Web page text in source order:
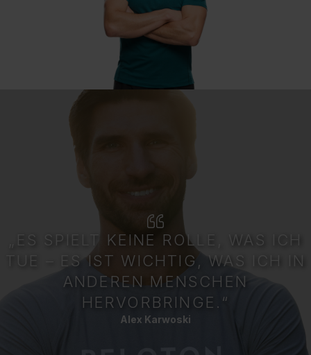
„ES SPIELT KEINE ROLLE, WAS ICH
TUE – ES IST WICHTIG, WAS ICH IN
ANDEREN MENSCHEN
HERVORBRINGE.“
Alex Karwoski